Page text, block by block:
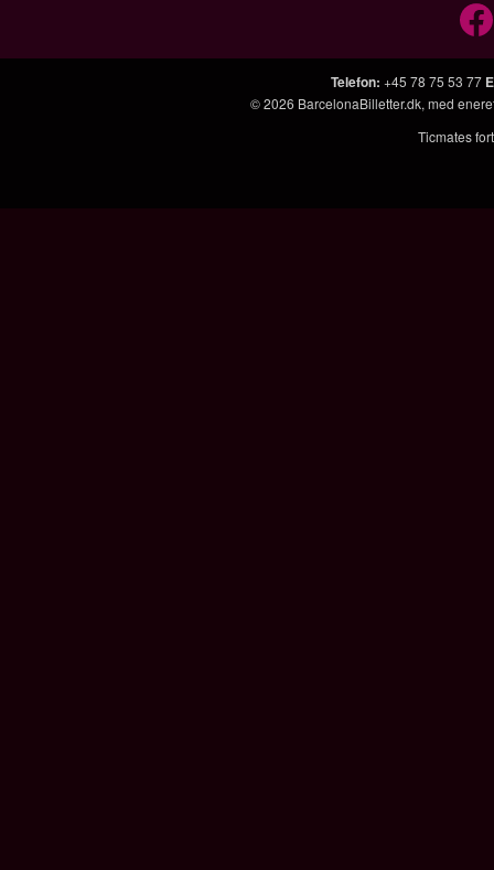
Telefon: +45 78 75 53 77
© 2026 BarcelonaBilletter.dk, med
Ticmates